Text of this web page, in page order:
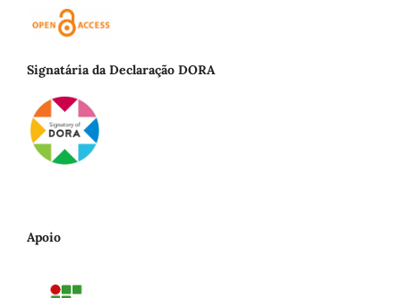
Signatária da Declaração DORA
Apoio